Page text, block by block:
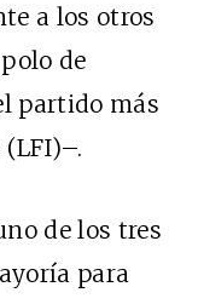
a los otros
de
partido más
de los tres
para